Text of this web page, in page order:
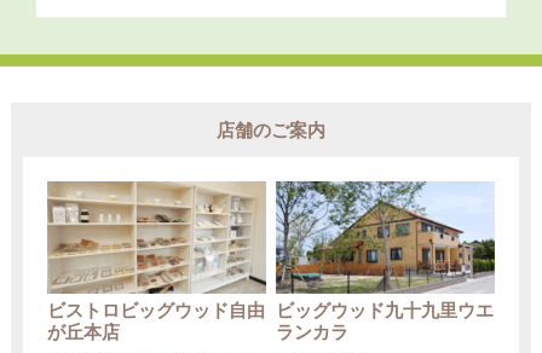
店舗のご案内
ビストロビッグウッド自由
が丘本店
ビッグウッド九十九里ウエ
ランカラ